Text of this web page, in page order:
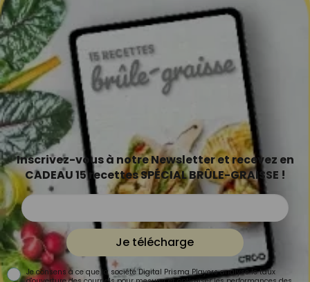
Inscrivez-vous à notre Newsletter et recevez en
CADEAU 15 recettes SPÉCIAL BRÛLE-GRAISSE !
Je télécharge
Je consens à ce que la société Digital Prisma Players analyse le taux